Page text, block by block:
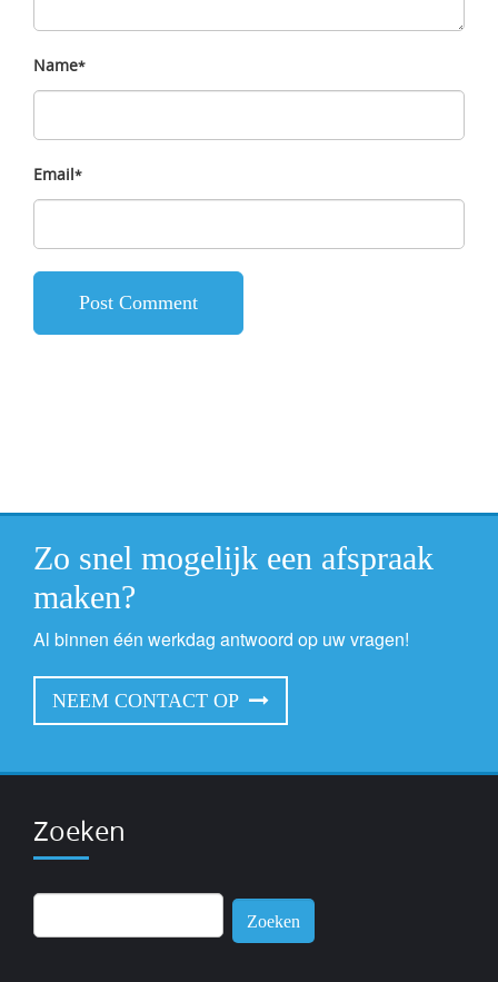
Name*
Email*
Zo snel mogelijk een afspraak
maken?
Al binnen één werkdag antwoord op uw vragen!
NEEM CONTACT OP
Zoeken
Zoeken
naar: